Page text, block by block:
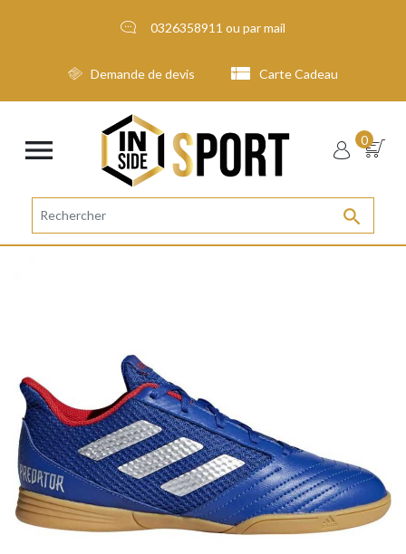
0326358911 ou parmail
Demande de devis Carte Cadeau


0